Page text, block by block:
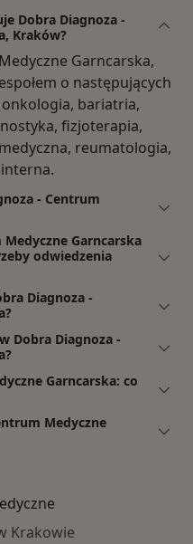
Dobra Diagnoza -
Kraków?
Garncarska,
o następujących
bariatria,
fizjoterapia,
reumatologia,
- Centrum
Garncarska
odwiedzenia
Diagnoza -
Dobra Diagnoza -
Garncarska: co
Medyczne
Krakowie